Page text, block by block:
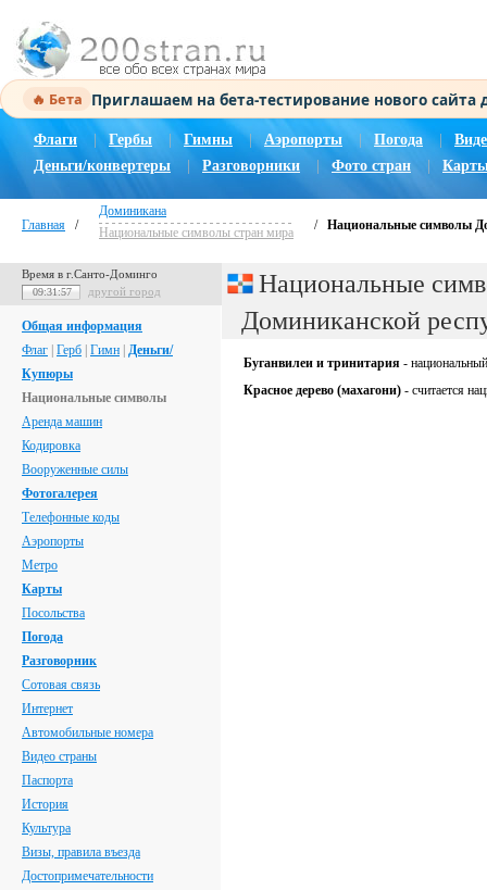
🔥 Бета Приглашаем на бета-тестирование нового
Флаги Гербы Гимны | Аэропорты Погода |
Деньги/конвертеры
Разговорники Фото стран
Главная /
Доминикана
Национальные символы стран мира
/ Национальные символы
Время в г.Санто-Доминго
09:31:57 другой город
Общая информация
Флаг Герб Гимн Деньги/
Купюры
Национальные символы
Аренда машин
Кодировка
Вооруженные силы
Фотогалерея
Телефонные коды
Аэропорты
Метро
Карты
Посольства
Погода
Разговорник
Сотовая связь
Интернет
Автомобильные номера
Видео страны
Паспорта
История
Культура
Визы, правила въезда
Достопримечательности
Национальные
Доминиканской
Буганвилеи и тринитария -
Красное дерево (махагони) - считается